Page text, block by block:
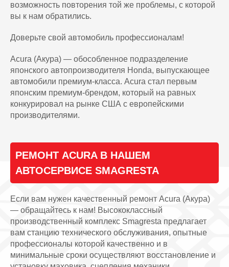
возможность повторения той же проблемы, с которой
вы к нам обратились.
Доверьте свой автомобиль профессионалам!
Acura (Акура) — обособленное подразделение
японского автопроизводителя Honda, выпускающее
автомобили премиум-класса. Acura стал первым
японским премиум-брендом, который на равных
конкурировал на рынке США с европейскими
производителями.
РЕМОНТ ACURA В НАШЕМ
АВТОСЕРВИСЕ SMAGRESTA
Если вам нужен качественный ремонт Acura (Акура)
— обращайтесь к нам! Высококлассный
производственный комплекс Smagresta предлагает
вам станцию технического обслуживания, опытные
профессионалы которой качественно и в
минимальные сроки осуществляют восстановление и